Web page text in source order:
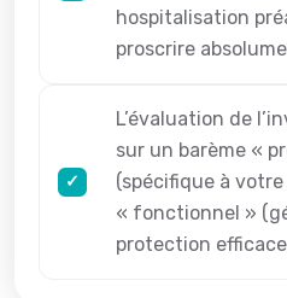
hospitalisation
proscrire
L’évaluation de
sur un barème «
(spécifique à
« fonctionnel »
protection